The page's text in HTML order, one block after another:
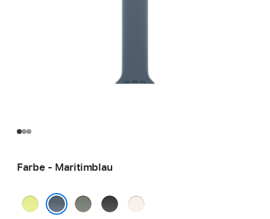
Farbe - Maritimblau
Neongelb GrüngrauSchwarzBlassrosa